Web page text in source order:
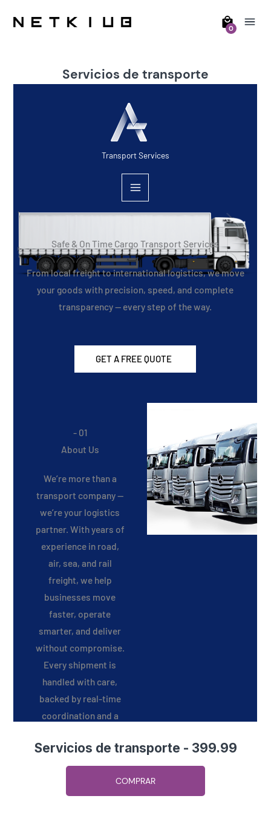
0
Servicios de transporte
Servicios de transporte - 399.99
COMPRAR